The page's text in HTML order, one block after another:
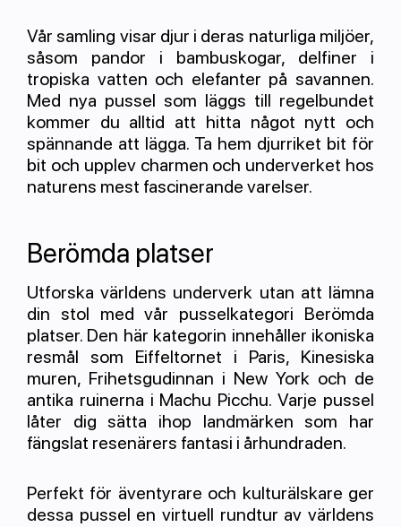
Vår samling visar djur i deras naturliga miljöer,
såsom pandor i bambuskogar, delfiner i
tropiska vatten och elefanter på savannen.
Med nya pussel som läggs till regelbundet
kommer du alltid att hitta något nytt och
spännande att lägga. Ta hem djurriket bit för
bit och upplev charmen och underverket hos
naturens mest fascinerande varelser.
Berömda platser
Utforska världens underverk utan att lämna
din stol med vår pusselkategori Berömda
platser. Den här kategorin innehåller ikoniska
resmål som Eiffeltornet i Paris, Kinesiska
muren, Frihetsgudinnan i New York och de
antika ruinerna i Machu Picchu. Varje pussel
låter dig sätta ihop landmärken som har
fängslat resenärers fantasi i århundraden.
Perfekt för äventyrare och kulturälskare ger
dessa pussel en virtuell rundtur av världens